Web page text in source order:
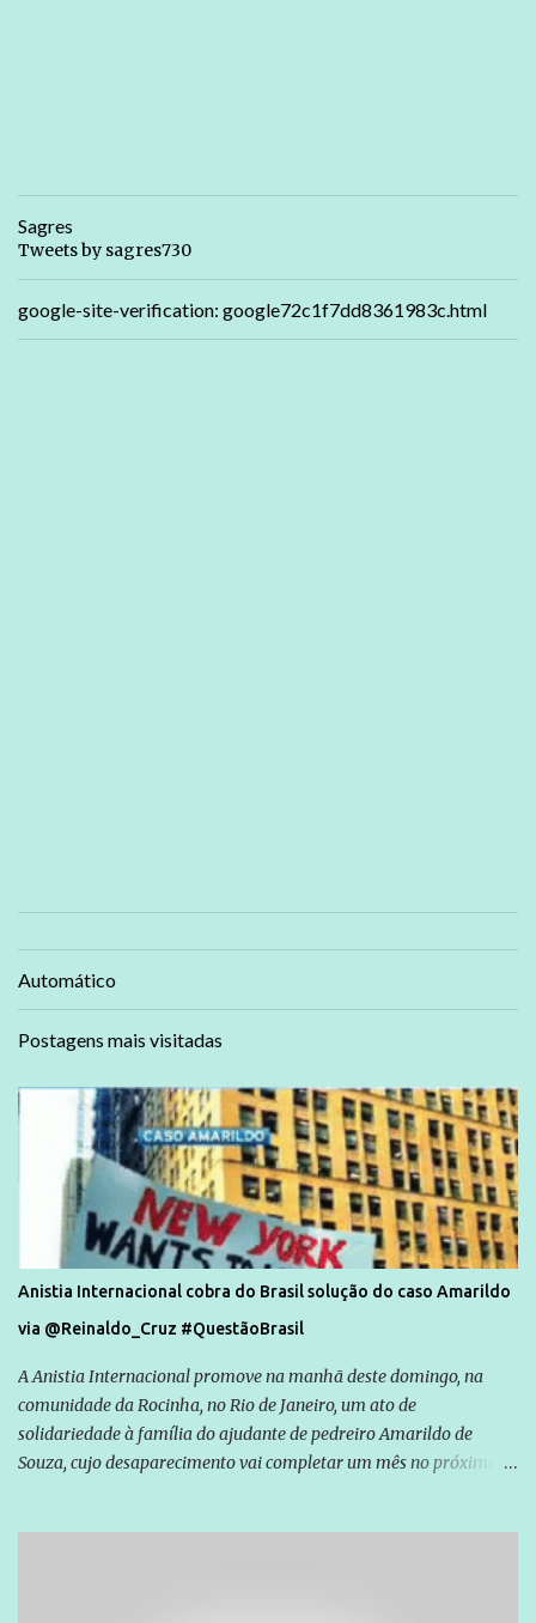
Sagres
Tweets by sagres730
google-site-verification: google72c1f7dd8361983c.html
Automático
Postagens mais visitadas
Anistia Internacional cobra do Brasil solução do caso Amarildo
via @Reinaldo_Cruz #QuestãoBrasil
A Anistia Internacional promove na manhã deste domingo, na
comunidade da Rocinha, no Rio de Janeiro, um ato de
solidariedade à família do ajudante de pedreiro Amarildo de
Souza, cujo desaparecimento vai completar um mês no próximo